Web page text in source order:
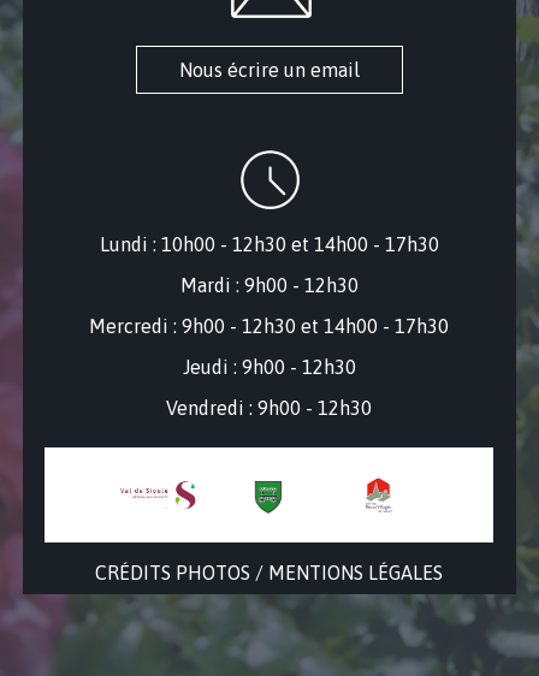
Nous écrire un email
Lundi : 10h00 - 12h30 et 14h00 - 17h30
Mardi : 9h00 - 12h30
Mercredi : 9 h00 - 12h30 et 14h00 - 17h30
Jeudi : 9h00 - 12h30
Vendredi : 9h00 - 12h30
CRÉDITS PHOTOS / MENTIONS LÉGALES